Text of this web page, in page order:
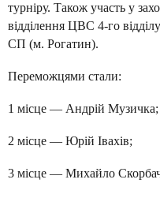
турніру. Також участь у
відділення ЦВС 4-го
СП (м. Рогатин).
Переможцями стали:
1 місце — Андрій Музичка;
2 місце — Юрій Івахів;
3 місце — Михайло